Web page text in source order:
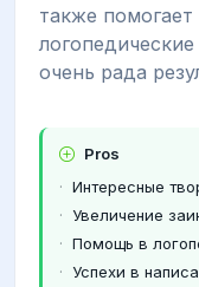
также
очень рада
Pros
Интересные
Увеличение
Помощь в
Успехи в